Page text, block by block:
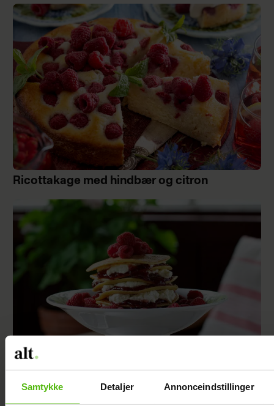
Samtykke Detaljer Annonceindstillinger
Ricottakage med hindbær og citron